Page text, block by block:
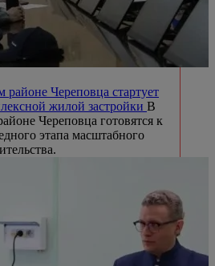
Череповца стартует
жилой застройки В
Череповца готовятся к
этапа масштабного